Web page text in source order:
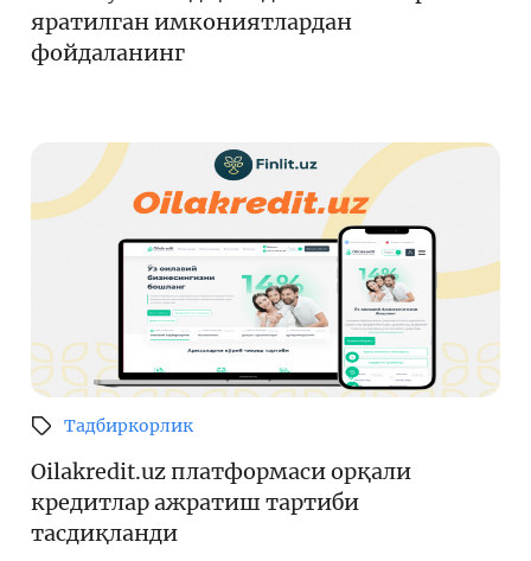
яратилган имкониятлардан
фойдаланинг
Тадбиркорлик
Oilakredit.uz платформаси орқали
кредитлар ажратиш тартиби
тасдиқланди